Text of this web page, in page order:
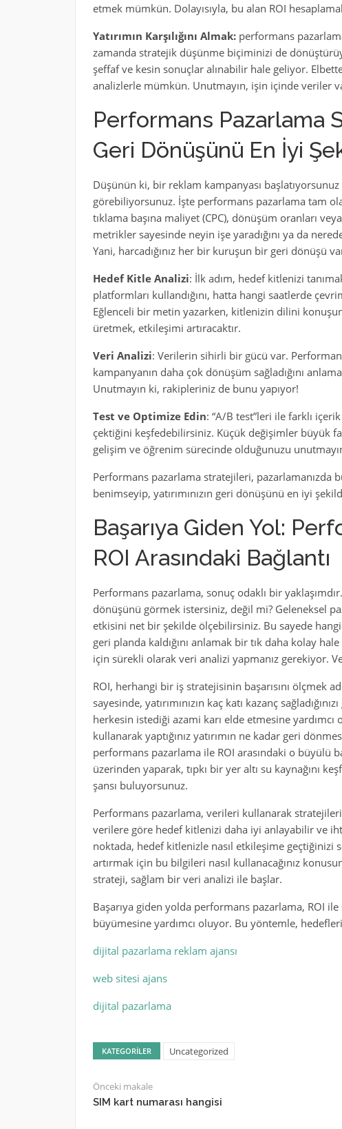
etmek mümkün. Dolayısıyla, bu alan ROI
Yatırımın Karşılığını Almak:performans
zamanda stratejik düşünme biçiminizi de
şeffaf ve kesin sonuçlar alınabilir hale geliyor.
analizlerle mümkün. Unutmayın, işin içinde veriler
Performans Pazarlama
Geri Dönüşünü En İyi
Düşünün ki, bir reklam kampanyası
görebiliyorsunuz. İşte performans pazarlama tam
tıklama başına maliyet (CPC), dönüşüm oranları
metrikler sayesinde neyin işe yaradığını ya da
Yani, harcadığınız her bir kuruşun bir geri dönüşü
Hedef Kitle Analizi: İlk adım, hedef kitlenizi
platformları kullandığını, hatta hangi saatlerde
Eğlenceli bir metin yazarken, kitlenizin dilini
üretmek, etkileşimi artıracaktır.
Veri Analizi: Verilerin sihirli bir gücü var.
kampanyanın daha çok dönüşüm sağladığını
Unutmayın ki, rakipleriniz de bunu yapıyor!
Test ve Optimize Edin: “A/B test”leri ile farklı
çektiğini keşfedebilirsiniz. Küçük değişimler büyük
gelişim ve öğrenim sürecinde olduğunuzu
Performans pazarlama stratejileri,
benimseyip, yatırımınızın geri dönüşünü en iyi
Başarıya Giden Yol:
ROI Arasındaki Bağlantı
Performans pazarlama, sonuç odaklı bir
dönüşünü görmek istersiniz, değil mi? Geleneksel
etkisini net bir şekilde ölçebilirsiniz. Bu sayede
geri planda kaldığını anlamak bir tık daha kolay
için sürekli olarak veri analizi yapmanız gerekiyor.
ROI, herhangi bir iş stratejisinin başarısını ölçmek
sayesinde, yatırımınızın kaç katı kazanç
herkesin istediği azami karı elde etmesine
kullanarak yaptığınız yatırımın ne kadar geri
performans pazarlama ile ROI arasındaki o büyülü
üzerinden yaparak, tıpkı bir yer altı su kaynağını
şansı buluyorsunuz.
Performans pazarlama, verileri kullanarak
verilere göre hedef kitlenizi daha iyi anlayabilir ve
noktada, hedef kitlenizle nasıl etkileşime
artırmak için bu bilgileri nasıl kullanacağınız
strateji, sağlam bir veri analizi ile başlar.
Başarıya giden yolda performans pazarlama, ROI
büyümesine yardımcı oluyor. Bu yöntemle,
dijital pazarlama reklam ajansı
web sitesi ajans
dijital pazarlama
KATEGORILER Uncategorized
Önceki makale
SIM kart numarası hangisi